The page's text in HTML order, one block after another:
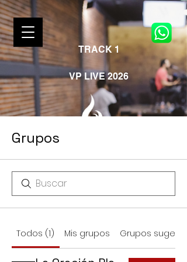
VP LIVE 2026
TRACK 1
Grupos
Todos (1) Mis grupos Grupos